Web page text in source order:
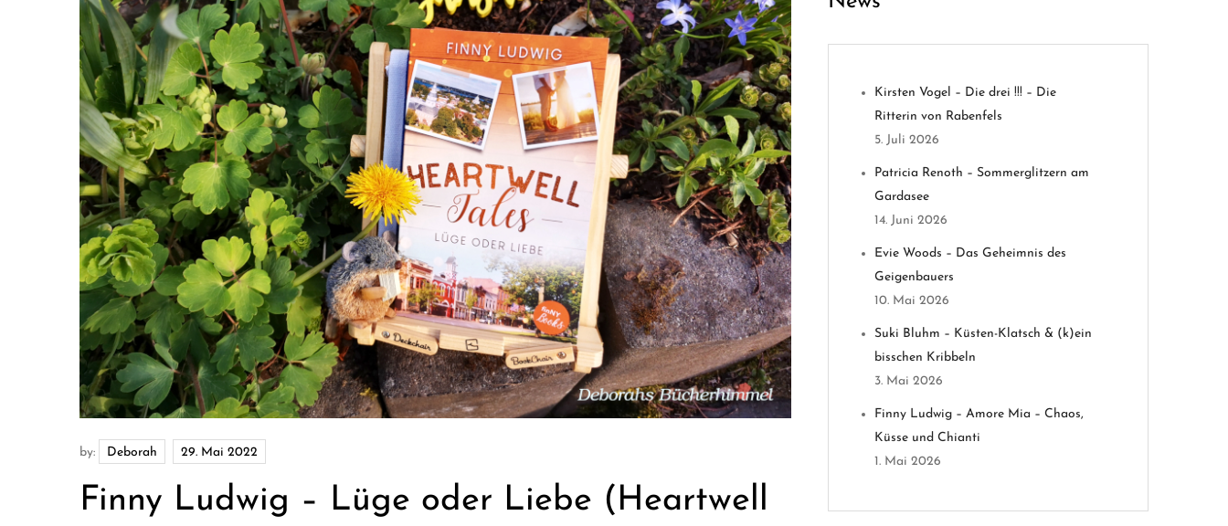
by: Deborah
Finny Ludwig – Lüge oder Liebe (Heartwell
Kirsten Vogel – Die drei !!! – Die
Ritterin von Rabenfels
5. Juli 2026
Patricia Renoth – Sommerglitzern am
Gardasee
14. Juni 2026
Evie Woods – Das Geheimnis des
Geigenbauers
10. Mai 2026
Suki Bluhm – Küsten-Klatsch & (k)ein
bisschen Kribbeln
3. Mai 2026
Finny Ludwig – Amore Mia – Chaos,
Küsse und Chianti
1. Mai 2026